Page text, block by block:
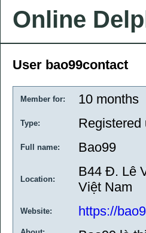
Online
User bao99contact
Member for: 10 months
Type: Registered
Full name: Bao99
Location:
B44 Đ. Lê
Việt Nam
Website: https://